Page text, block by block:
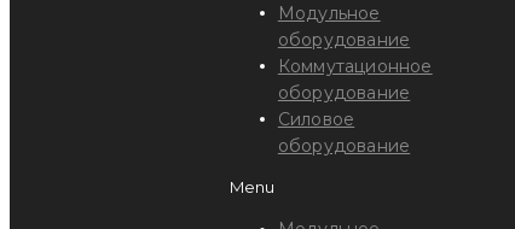
Модульное
оборудование
Коммутационное
оборудование
Силовое
оборудование
Menu